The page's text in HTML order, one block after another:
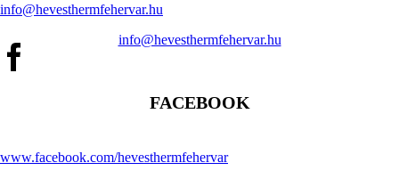
info@hevesthermfehervar.hu
info@hevesthermfehervar.hu
FACEBOOK
www.facebook.com/hevesthermfehervar